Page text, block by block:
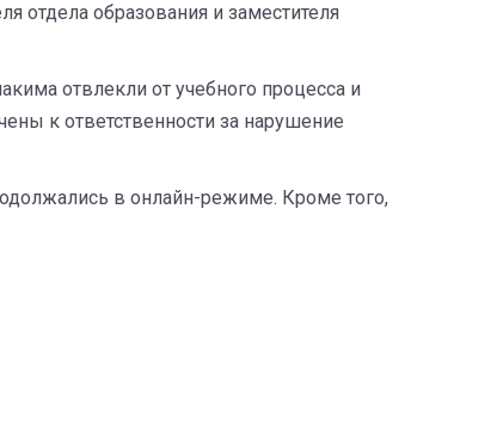
образования и заместителя
отвлекли от учебного процесса и
к ответственности за нарушение
в онлайн-режиме. Кроме того,